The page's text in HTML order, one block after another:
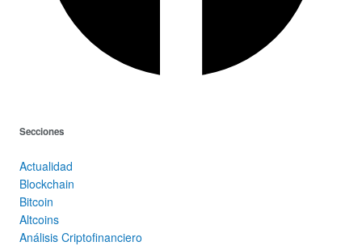
Secciones
Actualidad
Blockchain
Bitcoin
Altcoins
Análisis Criptofinanciero